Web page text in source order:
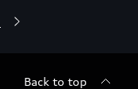
Back to top